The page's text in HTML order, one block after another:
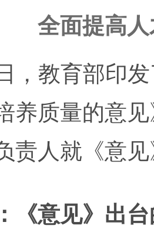
全面提高
教育部印发
养质量的意
责人就《意
《意见》出